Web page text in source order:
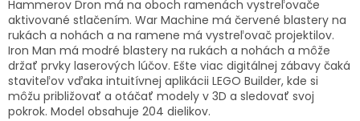
Hammerov Dron má na oboch ramenách vystreľovače
aktivované stlačením. War Machine má červené blastery na
rukách a nohách a na ramene má vystreľovač projektilov.
Iron Man má modré blastery na rukách a nohách a môže
držať prvky laserových lúčov. Ešte viac digitálnej zábavy čaká
staviteľov vďaka intuitívnej aplikácii LEGO Builder, kde si
môžu približovať a otáčať modely v 3D a sledovať svoj
pokrok. Model obsahuje 204 dielikov.